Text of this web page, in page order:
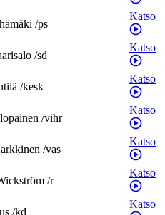
/ps
Katso
/sd
Katso
/kesk
Katso
/vihr
Katso
/vas
Katso
/r
Katso
/kd
Katso